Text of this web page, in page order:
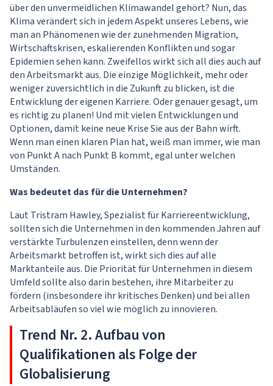
über den unvermeidlichen Klimawandel gehört? Nun, das
Klima verändert sich in jedem Aspekt unseres Lebens, wie
man an Phänomenen wie der zunehmenden Migration,
Wirtschaftskrisen, eskalierenden Konflikten und sogar
Epidemien sehen kann. Zweifellos wirkt sich all dies auch auf
den Arbeitsmarkt aus. Die einzige Möglichkeit, mehr oder
weniger zuversichtlich in die Zukunft zu blicken, ist die
Entwicklung der eigenen Karriere. Oder genauer gesagt, um
es richtig zu planen! Und mit vielen Entwicklungen und
Optionen, damit keine neue Krise Sie aus der Bahn wirft.
Wenn man einen klaren Plan hat, weiß man immer, wie man
von Punkt A nach Punkt B kommt, egal unter welchen
Umständen.
Was bedeutet das für die Unternehmen?
Laut Tristram Hawley, Spezialist für Karriereentwicklung,
sollten sich die Unternehmen in den kommenden Jahren auf
verstärkte Turbulenzen einstellen, denn wenn der
Arbeitsmarkt betroffen ist, wirkt sich dies auf alle
Marktanteile aus. Die Priorität für Unternehmen in diesem
Umfeld sollte also darin bestehen, ihre Mitarbeiter zu
fördern (insbesondere ihr kritisches Denken) und bei allen
Arbeitsabläufen so viel wie möglich zu innovieren.
Trend Nr. 2. Aufbau von
Qualifikationen als Folge der
Globalisierung